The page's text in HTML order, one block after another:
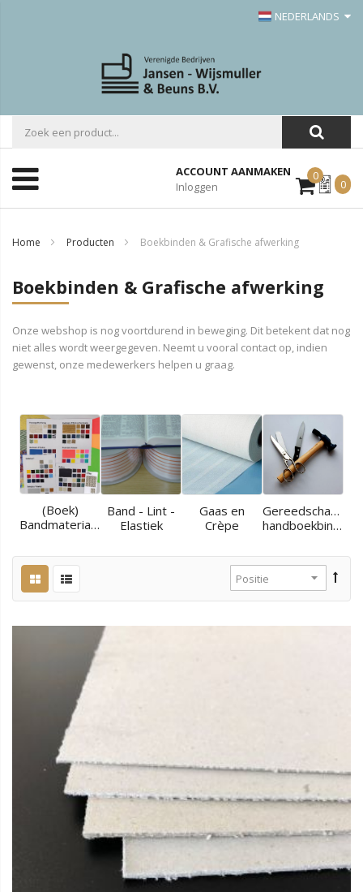
NEDERLANDS
ACCOUNT AANMAKEN
Inloggen
0Mijn
Offerte
0
Home Producten Boekbinden & Grafische afwerking
Boekbinden & Grafische afwerking
Onze webshop is nog voortdurend in beweging. Dit betekent dat nog
niet alles wordt weergegeven. Neemt u vooral contact op, indien
gewenst, onze medewerkers helpen u graag.
(Boek)
Bandmaterialen
Band - Lint -
Elastiek
Gaas en
Crèpe
Gereedschappen
handboekbinder